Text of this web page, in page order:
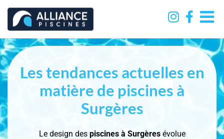
Passer
contenu
Les tendances actuelles en
matière de piscines à
Surgères
Le design des piscines à Surgèresévolue